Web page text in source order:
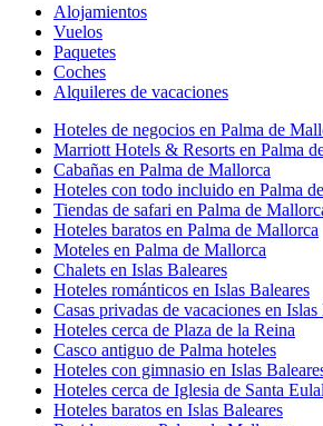
Alojamientos
Vuelos
Paquetes
Coches
Alquileres de vacaciones
Hoteles de negocios en Palma de
Marriott Hotels & Resorts en Palma
Cabañas en Palma de Mallorca
Hoteles con todo incluido en Palma
Tiendas de safari en Palma de
Hoteles baratos en Palma de Mallorca
Moteles en Palma de Mallorca
Chalets en Islas Baleares
Hoteles románticos en Islas Baleares
Casas privadas de vacaciones en Islas
Hoteles cerca de Plaza de la Reina
Casco antiguo de Palma hoteles
Hoteles con gimnasio en Islas
Hoteles cerca de Iglesia de Santa
Hoteles baratos en Islas Baleares